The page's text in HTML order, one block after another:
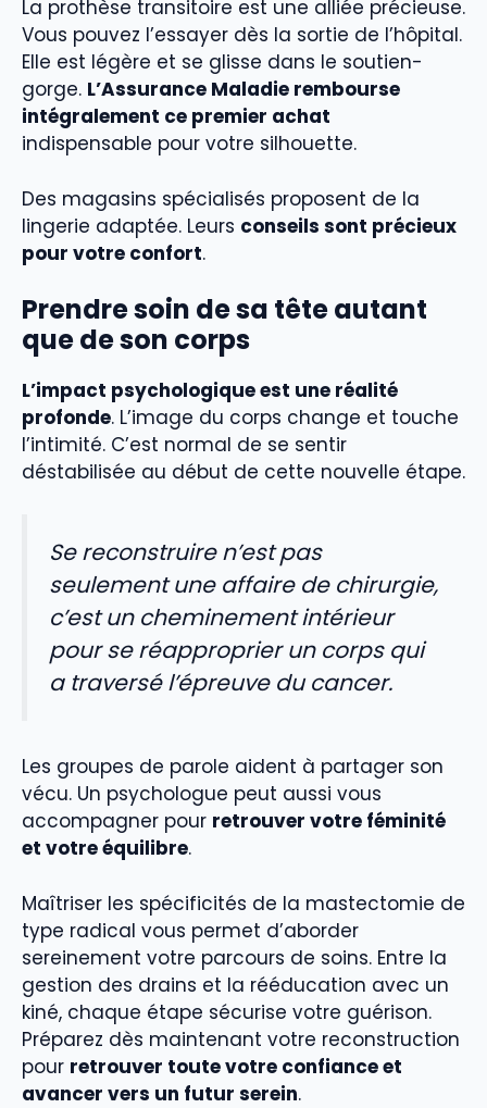
La prothèse transitoire est une alliée précieuse.
Vous pouvez l’essayer dès la sortie de l’hôpital.
Elle est légère et se glisse dans le soutien-
gorge. L’Assurance Maladie rembourse
intégralement ce premier achat
indispensable pour votre silhouette.
Des magasins spécialisés proposent de la
lingerie adaptée. Leurs conseils sont précieux
pour votre confort.
Prendre soin de sa tête autant
que de son corps
L’impact psychologique est une réalité
profonde. L’image du corps change et touche
l’intimité. C’est normal de se sentir
déstabilisée au début de cette nouvelle étape.
Se reconstruire n’est pas
seulement une affaire de chirurgie,
c’est un cheminement intérieur
pour se réapproprier un corps qui
a traversé l’épreuve du cancer.
Les groupes de parole aident à partager son
vécu. Un psychologue peut aussi vous
accompagner pour retrouver votre féminité
et votre équilibre.
Maîtriser les spécificités de la mastectomie de
type radical vous permet d’aborder
sereinement votre parcours de soins. Entre la
gestion des drains et la rééducation avec un
kiné, chaque étape sécurise votre guérison.
Préparez dès maintenant votre reconstruction
pour retrouver toute votre confiance et
avancer vers un futur serein.